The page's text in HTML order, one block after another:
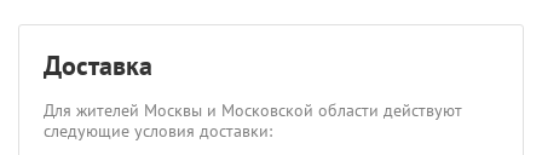
Доставка
Для жителей Москвы и Московской области действуют
следующие условия доставки: